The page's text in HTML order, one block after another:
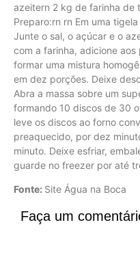
azeitern 2 kg de farinha
Preparo:rn rn Em uma
Junte o sal, o açúcar e o
com a farinha, adicione
formar uma mistura
em dez porções. Deixe
Abra a massa sobre um
formando 10 discos de 30
leve os discos ao forno
preaquecido, por dez
minuto. Deixe esfriar,
guarde no freezer por até
Fonte: Site Água na Boca
Faça um